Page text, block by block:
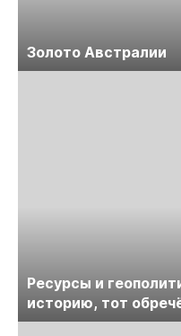
Золото Австралии
Ресурсы и
историю, тот